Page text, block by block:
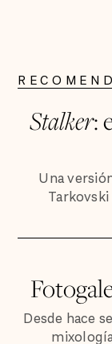
Stalker:
Una
Desde hace